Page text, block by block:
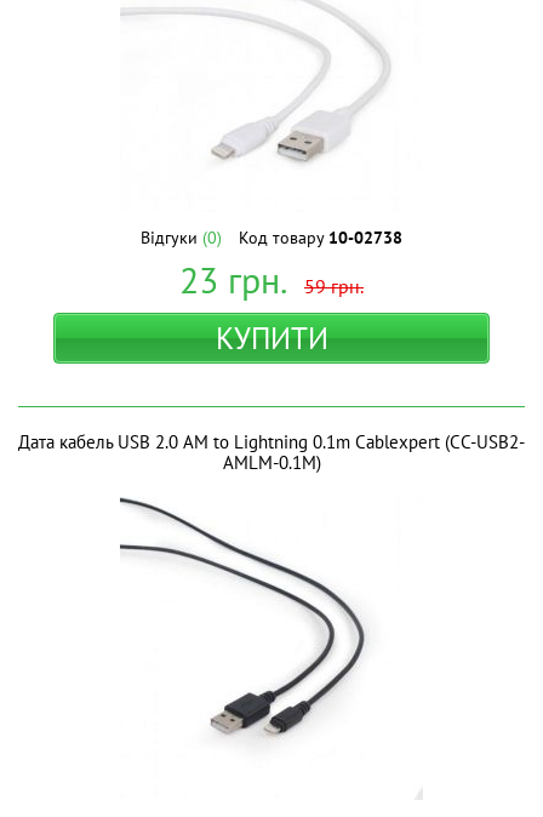
Відгуки (0) Код товару 10-02738
23 грн. 59грн.
КУПИТИ
Дата кабель USB 2.0 AM to Lightning 0.1m Cablexpert (CC-USB2-
AMLM-0.1M)